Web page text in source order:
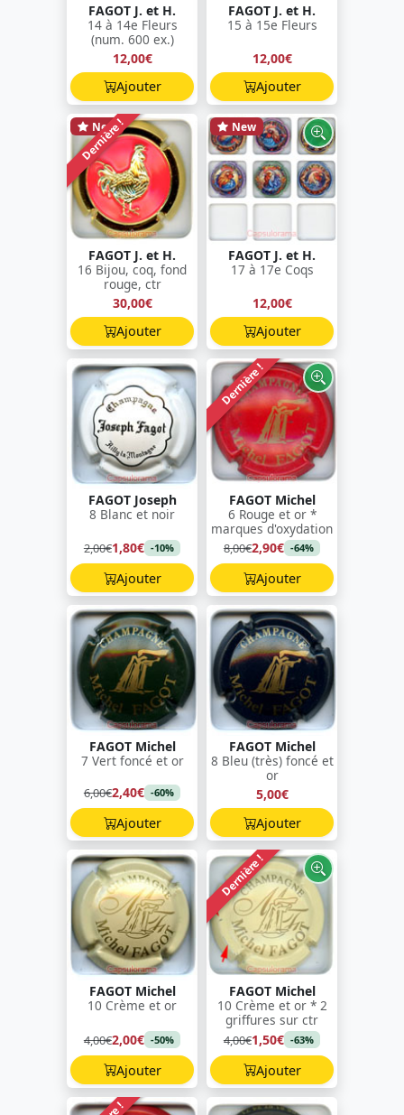
FAGOT J. et H.
14 à 14e Fleurs
(num. 600 ex.)
12,00€
Ajouter
FAGOT J. et H.
15 à 15e Fleurs
12,00€
Ajouter
New
Dernière !
FAGOT J. et H.
16 Bijou, coq, fond
rouge, ctr
30,00€
Ajouter
New
FAGOT J. et H.
17 à 17e Coqs
12,00€
Ajouter
FAGOT Joseph
8 Blanc et noir
2,00€1,80€ -10%
Ajouter
Dernière !
FAGOT Michel
6 Rouge et or *
marques d'oxydation
8,00€2,90€ -64%
Ajouter
FAGOT Michel
7 Vert foncé et or
6,00€2,40€ -60%
Ajouter
FAGOT Michel
8 Bleu (très) foncé et
or
5,00€
Ajouter
FAGOT Michel
10 Crème et or
4,00€2,00€ -50%
Ajouter
Dernière !
FAGOT Michel
10 Crème et or * 2
griffures sur ctr
4,00€1,50€ -63%
Ajouter